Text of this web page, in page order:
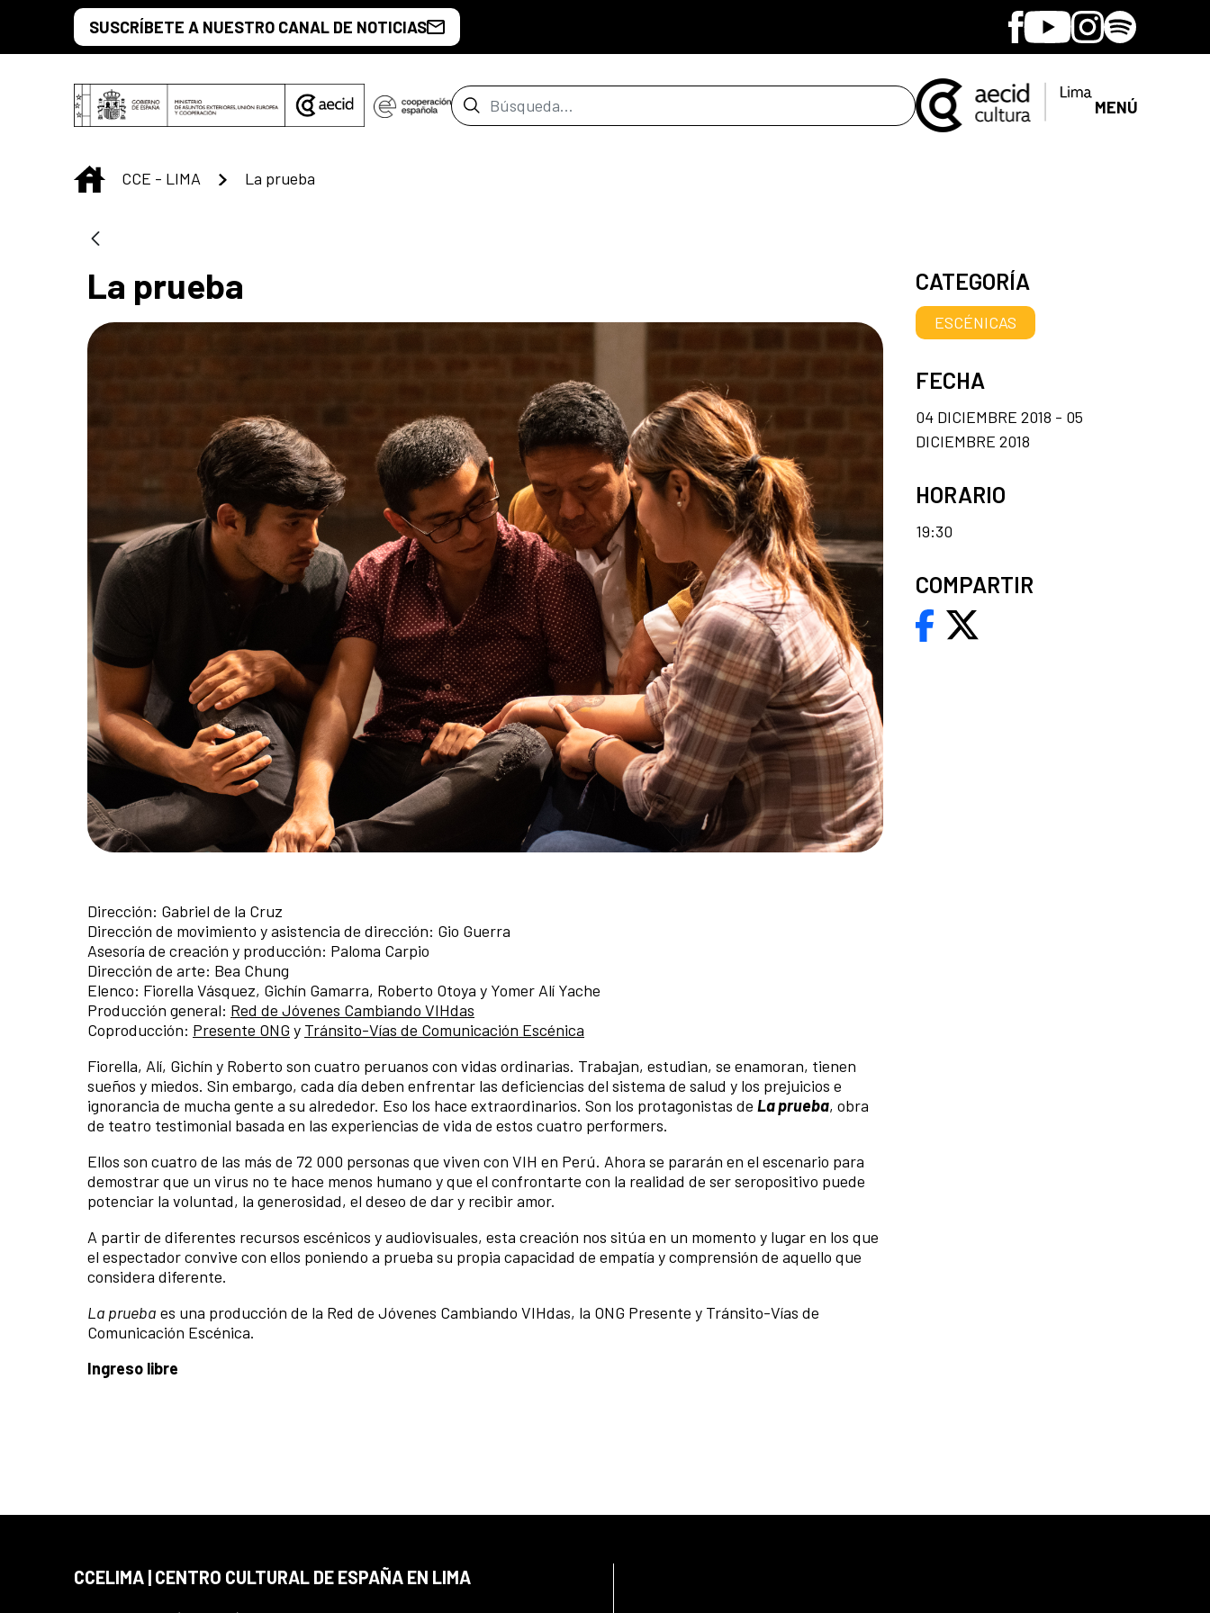
Saltar al contenido principal
SUSCRÍBETE A NUESTRO CANAL DE NOTICIAS Facebook
YoutubeInstagram
Spotify
Barra de búsqueda MENÚ
INICIO
CCE - LIMA La prueba
La prueba
Dirección: Gabriel de la Cruz
Dirección de movimiento y asistencia de dirección: Gio Guerra
Asesoría de creación y producción: Paloma Carpio
Dirección de arte: Bea Chung
Elenco: Fiorella Vásquez, Gichín Gamarra, Roberto Otoya y Yomer Alí Yache
Producción general: Red de Jóvenes Cambiando VIHdas
Coproducción: Presente ONG y Tránsito-Vías de Comunicación Escénica
Fiorella, Alí, Gichín y Roberto son cuatro peruanos con vidas ordinarias. Trabajan, estudian, se enamoran, tienen
sueños y miedos. Sin embargo, cada día deben enfrentar las deficiencias del sistema de salud y los prejuicios e
ignorancia de mucha gente a su alrededor. Eso los hace extraordinarios. Son los protagonistas de La prueba, obra
de teatro testimonial basada en las experiencias de vida de estos cuatro performers.
Ellos son cuatro de las más de 72 000 personas que viven con VIH en Perú. Ahora se pararán en el escenario para
demostrar que un virus no te hace menos humano y que el confrontarte con la realidad de ser seropositivo puede
potenciar la voluntad, la generosidad, el deseo de dar y recibir amor.
A partir de diferentes recursos escénicos y audiovisuales, esta creación nos sitúa en un momento y lugar en los que
el espectador convive con ellos poniendo a prueba su propia capacidad de empatía y comprensión de aquello que
considera diferente.
La prueba es una producción de la Red de Jóvenes Cambiando VIHdas, la ONG Presente y Tránsito-Vías de
Comunicación Escénica.
Ingreso libre
CATEGORÍA
ESCÉNICAS
FECHA
04 DICIEMBRE 2018 - 05
DICIEMBRE 2018
HORARIO
19:30
COMPARTIR
CCELIMA | CENTRO CULTURAL DE ESPAÑA EN LIMA